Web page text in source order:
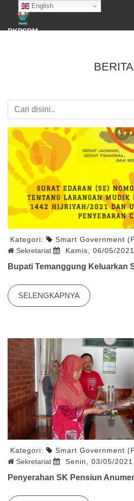
English
BKPSDM
BERITA
Kategori:
Smart Government
Sekretariat
Kamis, 06/05/
Bupati Temanggung Keluarkan
SELENGKAPNYA
Kategori:
Smart Government
Sekretariat
Senin, 03/05/
Penyerahan SK Pensiun